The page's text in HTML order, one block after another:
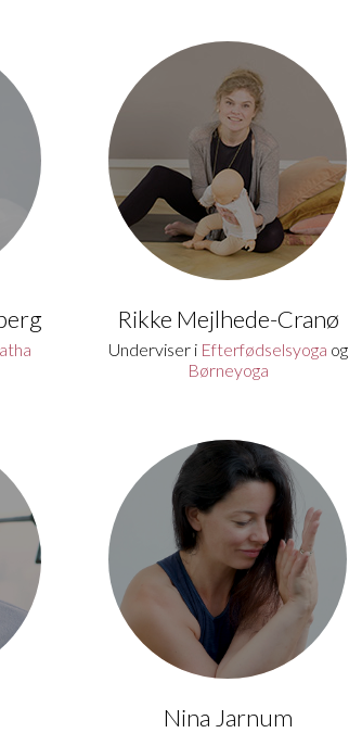
Rikke Mejlhede-Cranø
Underviser i Efterfødselsyoga og
Børneyoga
Nina Jarnum